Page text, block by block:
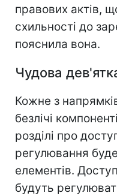
правових актів,
схильності до
пояснила вона.
Чудова
Кожне з
безлічі
розділі про
регулювання
елементів.
будуть